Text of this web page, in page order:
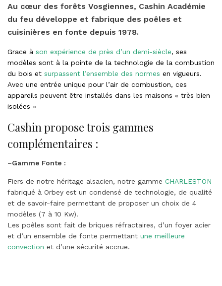
Au cœur des forêts Vosgiennes, Cashin Académie
du feu développe et fabrique des poêles et
cuisinières en fonte depuis 1978.
Grace à son expérience de près d’un demi-siècle, ses
modèles sont à la pointe de la technologie de la combustion
du bois et surpassent l’ensemble des normes en vigueurs.
Avec une entrée unique pour l’air de combustion, ces
appareils peuvent être installés dans les maisons « très bien
isolées »
Cashin propose trois gammes
complémentaires :
–Gamme Fonte :
Fiers de notre héritage alsacien, notre gamme CHARLESTON
fabriqué à Orbey est un condensé de technologie, de qualité
et de savoir-faire permettant de proposer un choix de 4
modèles (7 à 10 Kw).
Les poêles sont fait de briques réfractaires, d’un foyer acier
et d’un ensemble de fonte permettant une meilleure
convection et d’une sécurité accrue.